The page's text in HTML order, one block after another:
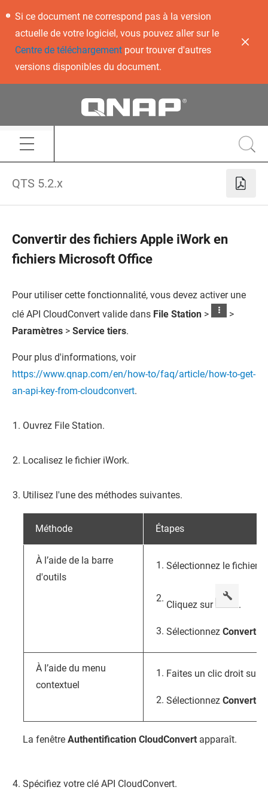
Si ce document ne correspond pas à la version
actuelle de votre logiciel, vous pouvez aller sur le
Centre de téléchargementpour trouver d'autres
versions disponibles du document.
QTS 5.2.x
Convertir des fichiers Apple iWork en
fichiers Microsoft Office
Pour utiliser cette fonctionnalité, vous devez activer une
clé API CloudConvert valide dans File Station >
>
Paramètres > Service tiers.
Pour plus d'informations, voir
https://www.qnap.com/en/how-to/faq/article/how-to-get-
an-api-key-from-cloudconvert.
Ouvrez File Station.
Localisez le fichier iWork.
Utilisez l'une des méthodes suivantes.
Méthode Étapes
À l’aide de la barre
d'outils
Sélectionnez le fichier.
Cliquez sur .
Sélectionnez Convertir
À l’aide du menu
contextuel
Faites un clic droit sur
Sélectionnez Convertir
La fenêtre Authentification CloudConvert apparaît.
Spécifiez votre clé API CloudConvert.